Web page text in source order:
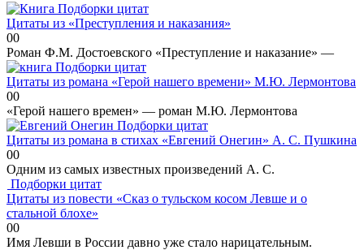
Подборки цитат
Цитаты из «Преступления и наказания»
00
Роман Ф.М. Достоевского «Преступление и наказание» —
Подборки цитат
Цитаты из романа «Герой нашего времени» М.Ю. Лермонтова
00
«Герой нашего времен» — роман М.Ю. Лермонтова
Подборки цитат
Цитаты из романа в стихах «Евгений Онегин» А. С. Пушкина
00
Одним из самых известных произведений А. С.
Подборки цитат
Цитаты из повести «Сказ о тульском косом Левше и о
стальной блохе»
00
Имя Левши в России давно уже стало нарицательным.